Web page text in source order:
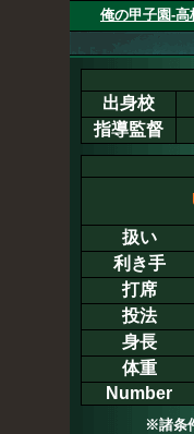
俺の甲子園-
出身校
指導監督
扱い
利き手
打席
投法
身長
体重
Number
※諸条